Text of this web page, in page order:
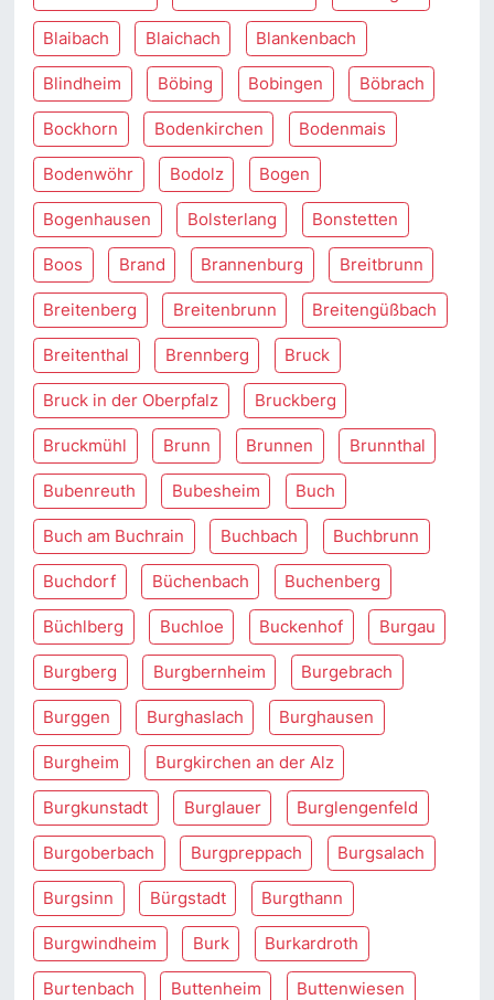
Blaibach Blaichach Blankenbach
Blindheim Böbing Bobingen Böbrach
Bockhorn Bodenkirchen Bodenmais
Bodenwöhr Bodolz Bogen
Bogenhausen Bolsterlang Bonstetten
Boos Brand Brannenburg Breitbrunn
Breitenberg Breitenbrunn Breitengüßbach
Breitenthal Brennberg Bruck
Bruck in der Oberpfalz Bruckberg
Bruckmühl Brunn Brunnen Brunnthal
Bubenreuth Bubesheim Buch
Buch am Buchrain Buchbach Buchbrunn
Buchdorf Büchenbach Buchenberg
Büchlberg Buchloe Buckenhof Burgau
Burgberg Burgbernheim Burgebrach
Burggen Burghaslach Burghausen
Burgheim Burgkirchen an der Alz
Burgkunstadt Burglauer Burglengenfeld
Burgoberbach Burgpreppach Burgsalach
Burgsinn Bürgstadt Burgthann
Burgwindheim Burk Burkardroth
Burtenbach Buttenheim Buttenwiesen